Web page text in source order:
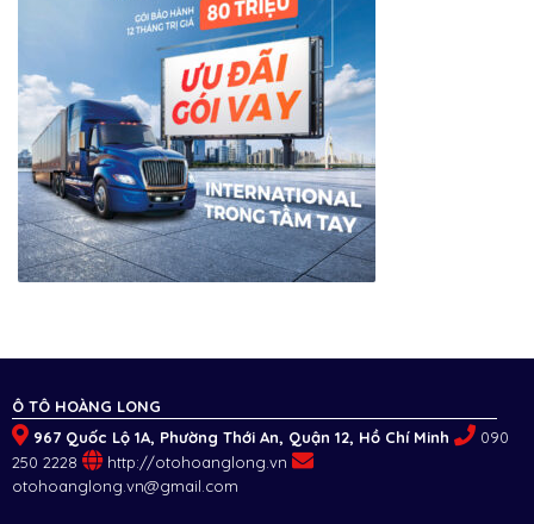
Ô TÔ HOÀNG LONG
967 Quốc Lộ 1A, Phường Thới An, Quận 12, Hồ Chí Minh
090
250 2228
http://otohoanglong.vn
otohoanglong.vn@gmail.com